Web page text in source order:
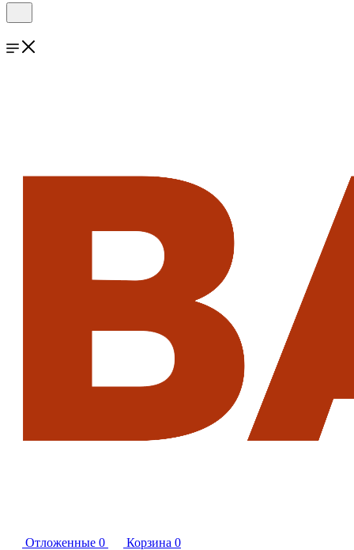
Отложенные 0 Корзина 0